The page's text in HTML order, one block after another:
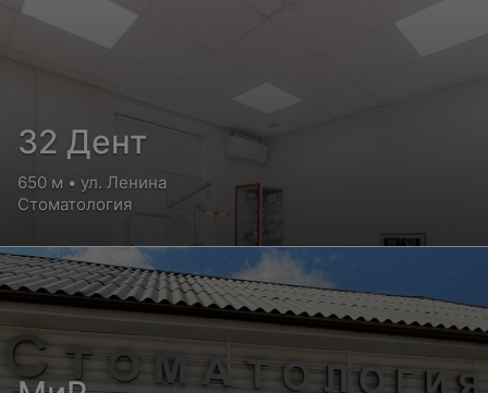
32 Дент
650 м • ул. Ленина
Стоматология